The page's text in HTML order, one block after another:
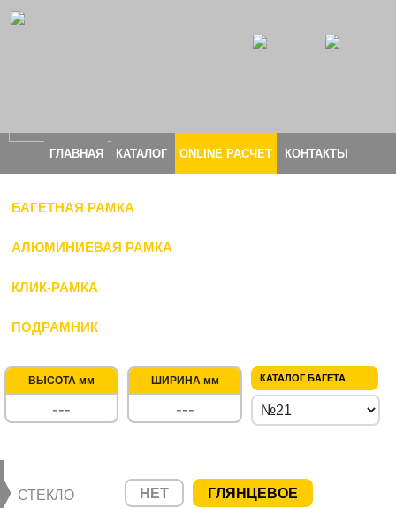
ГЛАВНАЯ КАТАЛОГ ONLINE РАСЧЕТ КОНТАКТЫ
БАГЕТНАЯ РАМКА
АЛЮМИНИЕВАЯ РАМКА
КЛИК-РАМКА
ПОДРАМНИК
ВЫСОТА мм ШИРИНА мм КАТАЛОГ БАГЕТА
СТЕКЛО НЕТ ГЛЯНЦЕВОЕ